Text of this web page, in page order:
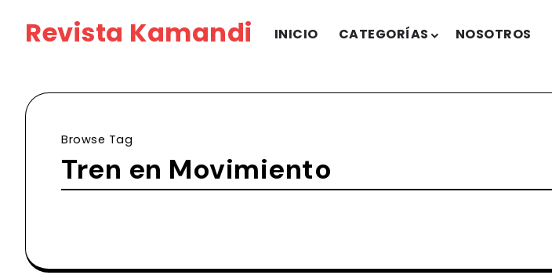
Revista Kamandi INICIO CATEGORÍAS NOSOTROS
Browse Tag
Tren en Movimiento